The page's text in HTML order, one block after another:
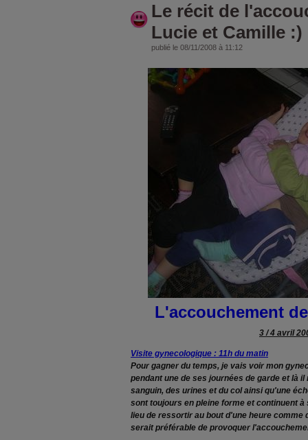
Le récit de
Lucie et Camille :)
publié le 08/11/2008 à 11:12
L'accouchement
3 / 4 avril
Visite gynecologique : 11h du matin
Pour gagner du temps, je vais voir mon
pendant une de ses journées de garde et là
sanguin, des urines et du col ainsi qu'une
sont toujours en pleine forme et continuent à
lieu de ressortir au bout d'une heure comme
serait préférable de provoquer